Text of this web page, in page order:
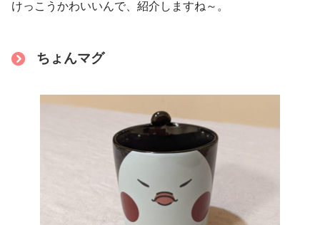
けっこうかわいいんで、紹介しますね～。
ちょんマグ